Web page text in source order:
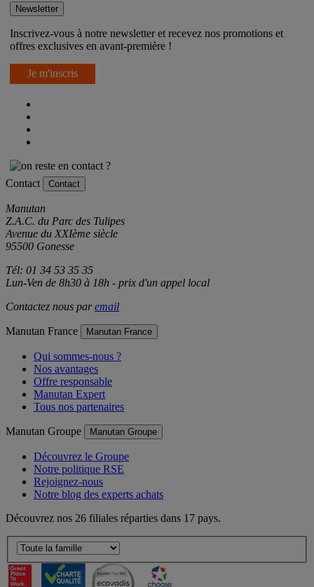
Inscrivez-vous à notre newsletter et recevez nos promotions et
Je m'inscris
Manutan
Z.A.C. du Parc des Tulipes
Avenue du XXIème siècle
Tél: 01 34 53 35 35
Qui sommes-nous ?
Nos avantages
Offre responsable
Manutan Expert
Découvrez le Groupe
Notre politique RSE
Rejoignez-nous